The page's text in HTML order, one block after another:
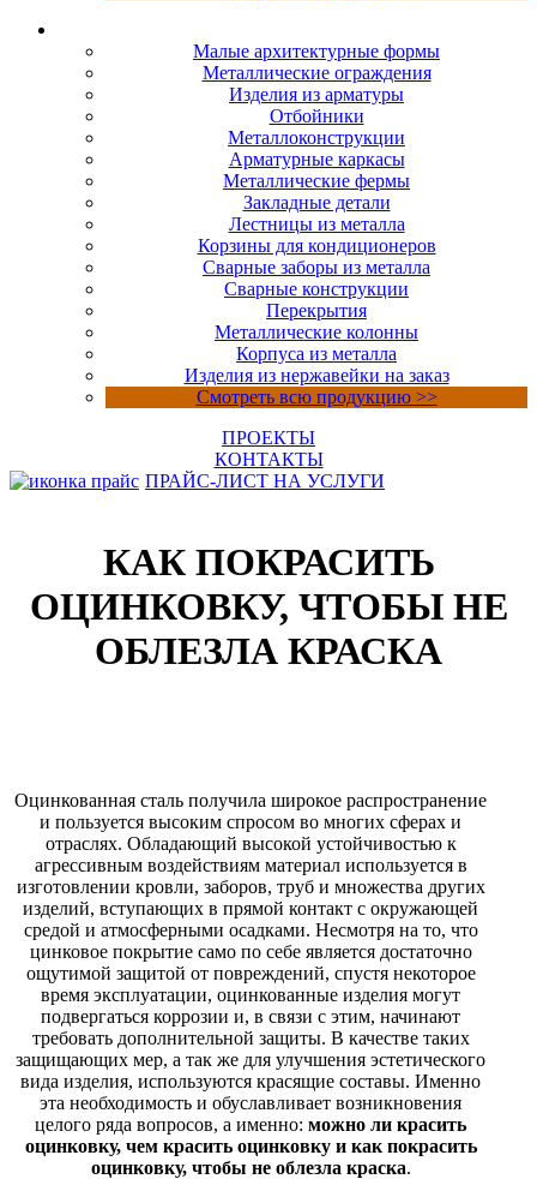
Малые архитектурные формы
Металлические ограждения
Изделия из арматуры
Отбойники
Металлоконструкции
Арматурные каркасы
Металлические фермы
Закладные детали
Лестницы из металла
Корзины для кондиционеров
Сварные заборы из металла
Сварные конструкции
Перекрытия
Металлические колонны
Корпуса из металла
Изделия из нержавейки на заказ
Смотреть всю продукцию >>
ПРОЕКТЫ
КОНТАКТЫ
ПРАЙС-ЛИСТ НА УСЛУГИ
КАК ПОКРАСИТЬ
ОЦИНКОВКУ, ЧТОБЫ НЕ
ОБЛЕЗЛА КРАСКА
Оцинкованная сталь получила широкое распространение
и пользуется высоким спросом во многих сферах и
отраслях. Обладающий высокой устойчивостью к
агрессивным воздействиям материал используется в
изготовлении кровли, заборов, труб и множества других
изделий, вступающих в прямой контакт с окружающей
средой и атмосферными осадками. Несмотря на то, что
цинковое покрытие само по себе является достаточно
ощутимой защитой от повреждений, спустя некоторое
время эксплуатации, оцинкованные изделия могут
подвергаться коррозии и, в связи с этим, начинают
требовать дополнительной защиты. В качестве таких
защищающих мер, а так же для улучшения эстетического
вида изделия, используются красящие составы. Именно
эта необходимость и обуславливает возникновения
целого ряда вопросов, а именно: можно ли красить
оцинковку, чем красить оцинковку и как покрасить
оцинковку, чтобы не облезла краска.